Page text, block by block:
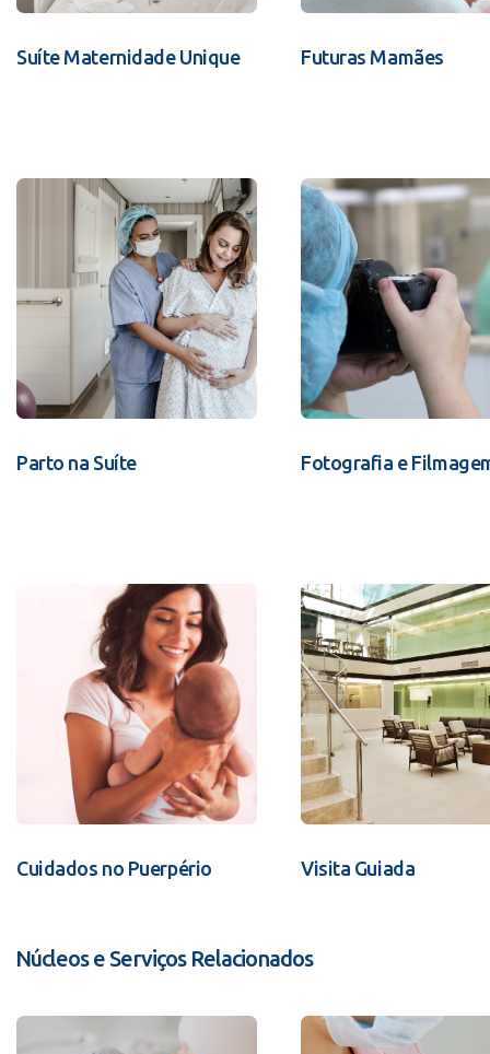
Suíte Maternidade Unique Futuras Mamães
Parto na Suíte Fotografia e
Cuidados no Puerpério Visita Guiada
Núcleos e Serviços Relacionados